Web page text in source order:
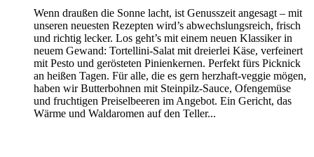
Wenn draußen die Sonne lacht, ist Genusszeit angesagt – mit
unseren neuesten Rezepten wird’s abwechslungsreich, frisch
und richtig lecker. Los geht’s mit einem neuen Klassiker in
neuem Gewand: Tortellini-Salat mit dreierlei Käse, verfeinert
mit Pesto und gerösteten Pinienkernen. Perfekt fürs Picknick
an heißen Tagen. Für alle, die es gern herzhaft-veggie mögen,
haben wir Butterbohnen mit Steinpilz-Sauce, Ofengemüse
und fruchtigen Preiselbeeren im Angebot. Ein Gericht, das
Wärme und Waldaromen auf den Teller...